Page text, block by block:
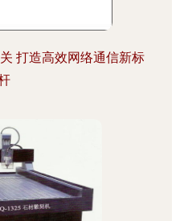
打造高效网络通信新标